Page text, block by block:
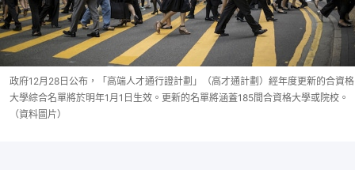
政府12月28日公布，「高端人才通行證計劃」（高才通計劃）經年度更新的合資格
大學綜合名單將於明年1月1日生效。更新的名單將涵蓋185間合資格大學或院校。
（資料圖片）